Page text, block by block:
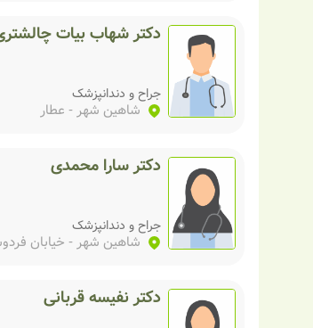
دکتر شهاب بیات
جراح و دندانپزشک
شاهین شهر- عطار
دکتر سارا محمدی
جراح و دندانپزشک
شاهین شهر- خیابان
دکتر نفیسه قربانی